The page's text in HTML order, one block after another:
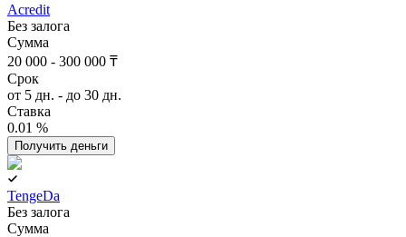
Acredit
Без залога
Сумма
20 000 - 300 000 ₸
Срок
от 5 дн. - до 30 дн.
Ставка
0.01 %
Получить деньги
TengeDa
Без залога
Сумма